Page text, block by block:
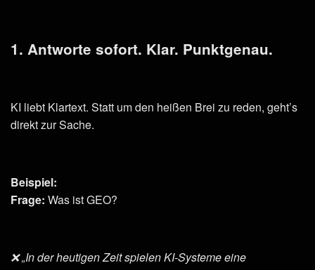
1. Antworte sofort. Klar. Punktgenau.
KI liebt Klartext. Statt um den heißen Brei zu reden, geht’s
direkt zur Sache.
Beispiel:
Frage: Was ist GEO?
❌ „In der heutigen Zeit spielen KI-Systeme eine